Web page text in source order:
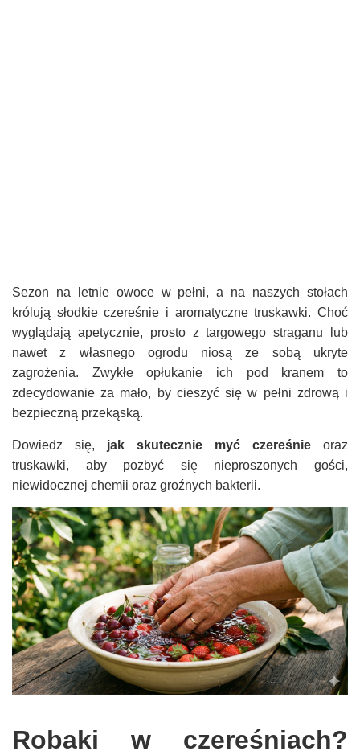
Sezon na letnie owoce w pełni, a na naszych stołach
królują słodkie czereśnie i aromatyczne truskawki. Choć
wyglądają apetycznie, prosto z targowego straganu lub
nawet z własnego ogrodu niosą ze sobą ukryte
zagrożenia. Zwykłe opłukanie ich pod kranem to
zdecydowanie za mało, by cieszyć się w pełni zdrową i
bezpieczną przekąską.
Dowiedz się, jak skutecznie myć czereśnie oraz
truskawki, aby pozbyć się nieproszonych gości,
niewidocznej chemii oraz groźnych bakterii.
Robaki w czereśniach?